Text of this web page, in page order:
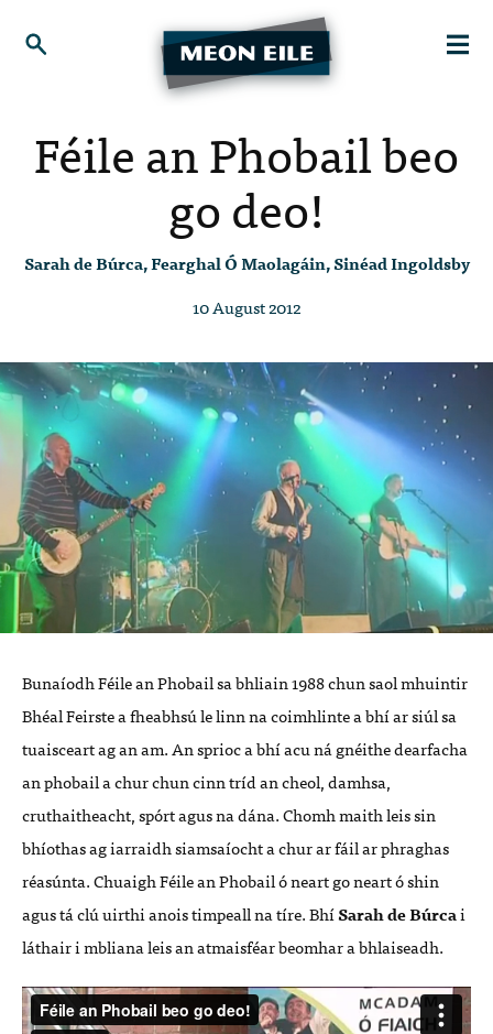
Féile an Phobail beo
go deo!
Sarah de Búrca, Fearghal Ó Maolagáin, Sinéad Ingoldsby
10 August 2012
Bunaíodh Féile an Phobail sa bhliain 1988 chun saol mhuintir
Bhéal Feirste a fheabhsú le linn na coimhlinte a bhí ar siúl sa
tuaisceart ag an am. An sprioc a bhí acu ná gnéithe dearfacha
an phobail a chur chun cinn tríd an cheol, damhsa,
cruthaitheacht, spórt agus na dána. Chomh maith leis sin
bhíothas ag iarraidh siamsaíocht a chur ar fáil ar phraghas
réasúnta. Chuaigh Féile an Phobail ó neart go neart ó shin
agus tá clú uirthi anois timpeall na tíre. BhíSarah de Búrcai
láthair i mbliana leis an atmaisféar beomhar a bhlaiseadh.